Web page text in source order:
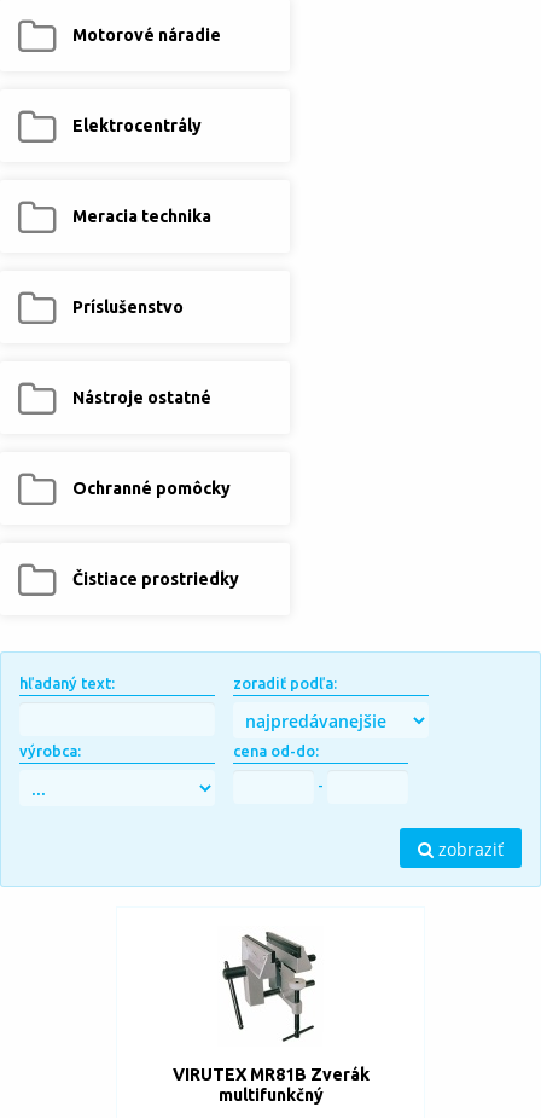
Motorové náradie
Elektrocentrály
Meracia technika
Príslušenstvo
Nástroje ostatné
Ochranné pomôcky
Čistiace prostriedky
hľadaný text: zoradiť podľa:
výrobca: cena od-do:
-
zobraziť
VIRUTEX MR81B Zverák
multifunkčný